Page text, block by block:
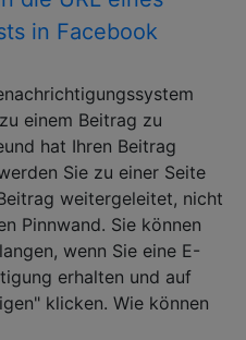
in Facebook
einem Beitrag zu
hat Ihren Beitrag
Sie zu einer Seite
weitergeleitet, nicht
Pinnwand. Sie können
wenn Sie eine E-
erhalten und auf
klicken. Wie können